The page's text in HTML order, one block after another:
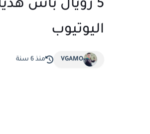
اليوتيوب
VGAMO منذ 6 سنة